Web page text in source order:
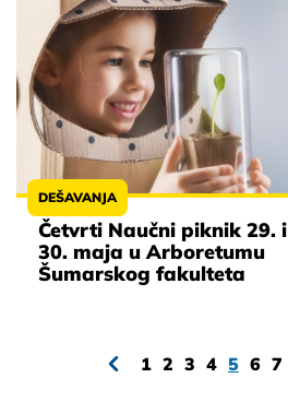
DEŠAVANJA
Četvrti Naučni piknik 29. i
30. maja u Arboretumu
Šumarskog fakulteta
1 2 3 4 5 6 7